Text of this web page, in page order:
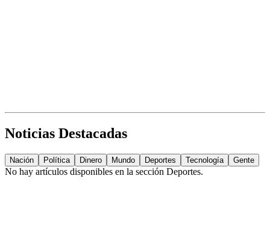
Noticias Destacadas
Nación Política Dinero Mundo Deportes Tecnología Gente
No hay artículos disponibles en la sección Deportes.